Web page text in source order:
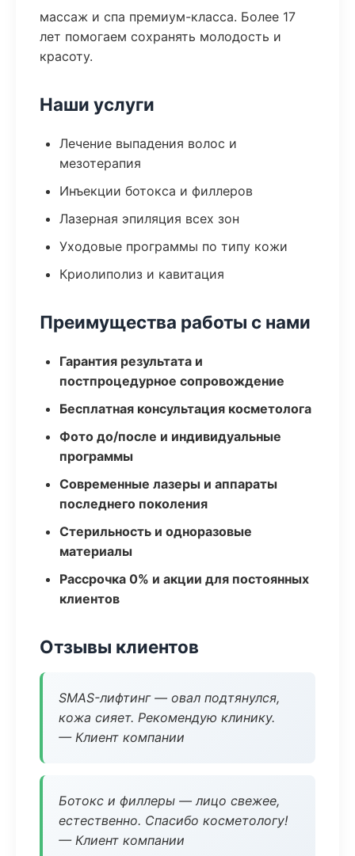
массаж и спа премиум-класса. Более 17
лет помогаем сохранять молодость и
красоту.
Наши услуги
Лечение выпадения волос и
мезотерапия
Инъекции ботокса и филлеров
Лазерная эпиляция всех зон
Уходовые программы по типу кожи
Криолиполиз и кавитация
Преимущества работы с нами
Гарантия результата и
постпроцедурное сопровождение
Бесплатная консультация косметолога
Фото до/после и индивидуальные
программы
Современные лазеры и аппараты
последнего поколения
Стерильность и одноразовые
материалы
Рассрочка 0% и акции для постоянных
клиентов
Отзывы клиентов
SMAS-лифтинг — овал подтянулся,
кожа сияет. Рекомендую клинику.
— Клиент компании
Ботокс и филлеры — лицо свежее,
естественно. Спасибо косметологу!
— Клиент компании